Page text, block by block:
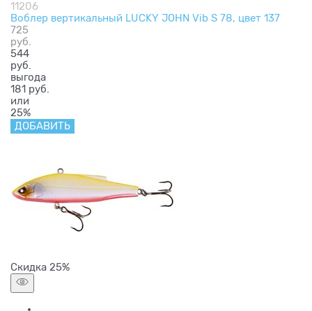
11206
Воблер вертикальный LUCKY JOHN Vib S 78, цвет 137
725
руб.
544
руб.
выгода
181 руб.
или
25%
ДОБАВИТЬ
Скидка 25%